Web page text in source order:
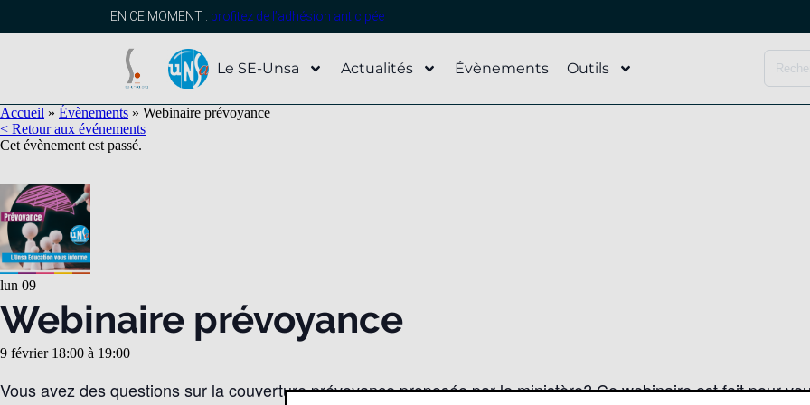
EN CE MOMENT : profitez de l’adhésion anticipée
Le SE-Unsa Actualités Évènements Outils
Accueil » Évènements » Webinaire prévoyance
< Retour aux événements
Cet évènement est passé.
lun 09
Webinaire prévoyance
9 février 18:00 à 19:00
Vous avez des questions sur la couverture prévoyance proposée par le ministère? Ce webinaire est fait pour